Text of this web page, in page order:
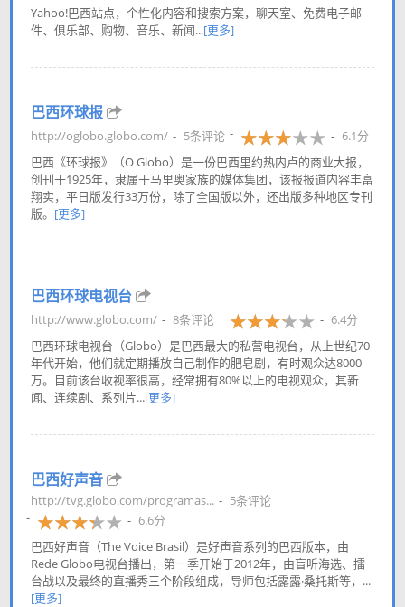
Yahoo!巴西站点，个性化内容和搜索方案，聊天室、免费电子邮
件、俱乐部、购物、音乐、新闻...[更多]
巴西环球报
http://oglobo.globo.com/ 5条评论
6.1分
巴西《环球报》（O Globo）是一份巴西里约热内卢的商业大报，
创刊于1925年，隶属于马里奥家族的媒体集团，该报报道内容丰富
翔实，平日版发行33万份，除了全国版以外，还出版多种地区专刊
版。 [更多]
巴西环球电视台
http://www.globo.com/ 8条评论
6.4分
巴西环球电视台（Globo）是巴西最大的私营电视台，从上世纪70
年代开始，他们就定期播放自己制作的肥皂剧，有时观众达8000
万。目前该台收视率很高，经常拥有80%以上的电视观众，其新
闻、连续剧、系列片...[更多]
巴西好声音
http://tvg.globo.com/programas...
5条评论
6.6分
巴西好声音（The Voice Brasil）是好声音系列的巴西版本，由
Rede Globo电视台播出，第一季开始于2012年，由盲听海选、擂
台战以及最终的直播秀三个阶段组成，导师包括露露·桑托斯等，...
[更多]